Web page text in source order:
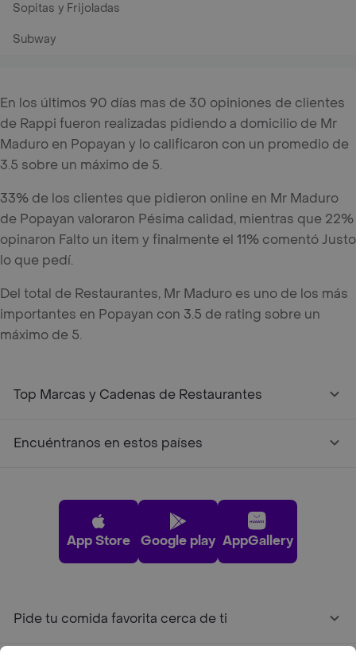
Sopitas y Frijoladas
Subway
En los últimos 90 días mas de 30 opiniones de clientes
de Rappi fueron realizadas pidiendo a domicilio de Mr
Maduro en Popayan y lo calificaron con un promedio de
3.5 sobre un máximo de 5.
33% de los clientes que pidieron online en Mr Maduro
de Popayan valoraron Pésima calidad, mientras que 22%
opinaron Falto un item y finalmente el 11% comentó Justo
lo que pedí.
Del total de Restaurantes, Mr Maduro es uno de los más
importantes en Popayan con 3.5 de rating sobre un
máximo de 5.
Top Marcas y Cadenas de Restaurantes
Encuéntranos en estos países
App Store Google play AppGallery
Pide tu comida favorita cerca de ti